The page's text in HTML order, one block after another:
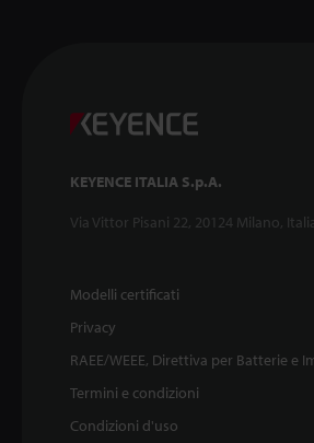
KEYENCE ITALIA S.p.A.
Via Vittor Pisani 22, 20124 Milano,
Modelli certificati
Privacy
RAEE/WEEE, Direttiva per Batterie e
Termini e condizioni
Condizioni d'uso